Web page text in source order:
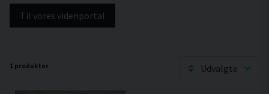
Til vores videnportal
1 produkter Udvalgte